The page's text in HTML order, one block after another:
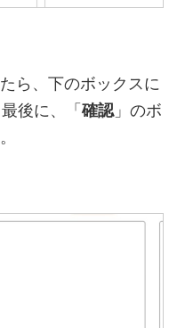
ら、下のボックスに
後に、「確認」のボ